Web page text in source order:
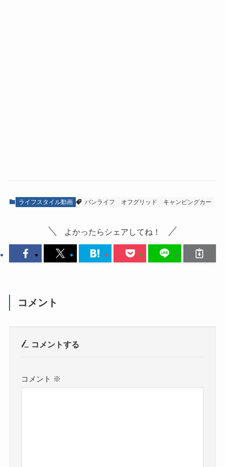
ライフスタイル動画 バンライフ オフグリッド キャンピングカー
よかったらシェアしてね！
コメント
コメントする
コメント ※